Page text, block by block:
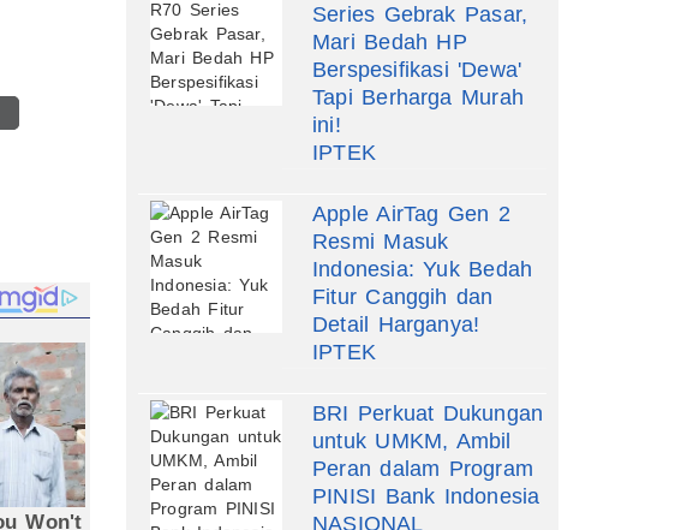
Series Gebrak Pasar,
Mari Bedah HP
Berspesifikasi 'Dewa'
Tapi Berharga Murah
ini!
IPTEK
Apple AirTag Gen 2
Resmi Masuk
Indonesia: Yuk Bedah
Fitur Canggih dan
Detail Harganya!
IPTEK
BRI Perkuat Dukungan
untuk UMKM, Ambil
Peran dalam Program
PINISI Bank Indonesia
NASIONAL